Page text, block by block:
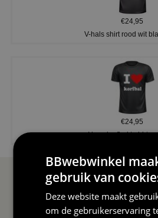
€24,95
V-hals shirt rood wit
€24,95
I love korfbal t-shirt
SERVICE EN INFO
Reviews
BBwebwinkel
gebruik van
Deze website maakt
om de gebruikerservaring